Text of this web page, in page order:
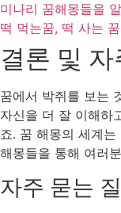
미나리 꿈해몽들을
떡 먹는꿈, 떡 사는
결론 및
꿈에서 박쥐를 보는
자신을 더 잘 이해하
죠. 꿈 해몽의 세계
해몽들을 통해 여러
자주 묻는